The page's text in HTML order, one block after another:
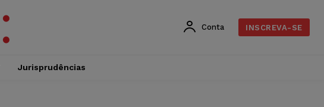
Conta INSCREVA-SE
Jurisprudências